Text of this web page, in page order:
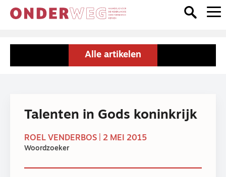
Alle artikelen
Talenten in Gods koninkrijk
ROEL VENDERBOS | 2 MEI 2015
Woordzoeker